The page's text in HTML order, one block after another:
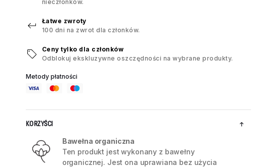
nieczłonków.
Łatwe zwroty
100 dni na zwrot dla członków.
Ceny tylko dla członków
Odblokuj ekskluzywne oszczędności na wybrane produkty.
Metody płatności
KORZYŚCI
Bawełna organiczna
Ten produkt jest wykonany z bawełny
organicznej. Jest ona uprawiana bez użycia